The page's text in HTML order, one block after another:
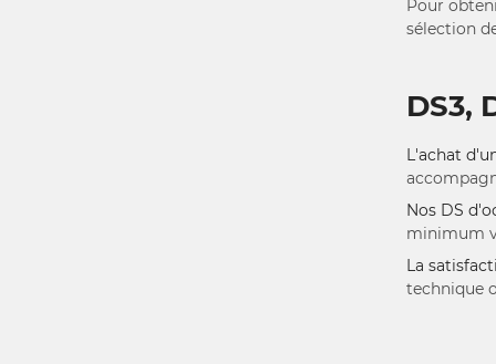
Pour
sélection
DS3,
L'achat
Nos DS
minimum
La
technique